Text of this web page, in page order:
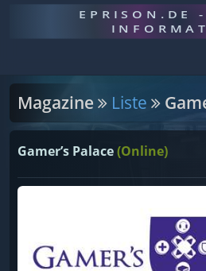
EPRISON.DE
Magazine Liste
Gamer’s Palace(Online)